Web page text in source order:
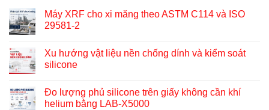
Máy XRF cho xi măng theo ASTM C114 và ISO
29581-2
Xu hướng vật liệu nền chống dính và kiểm soát
silicone
Đo lượng phủ silicone trên giấy không cần khí
helium bằng LAB-X5000